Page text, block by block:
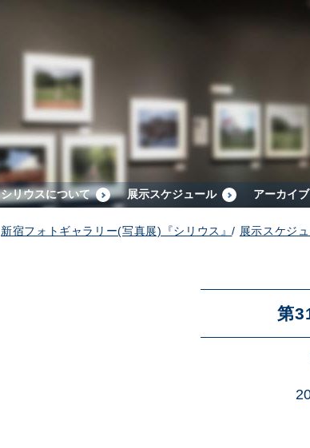
シリウスについて 展示スケジュール アーカイブ
新宿フォトギャラリー(写真展)『シリウス』/ 展示スケジ
第
展示スケジュ
アーカイブ
展示のお申し